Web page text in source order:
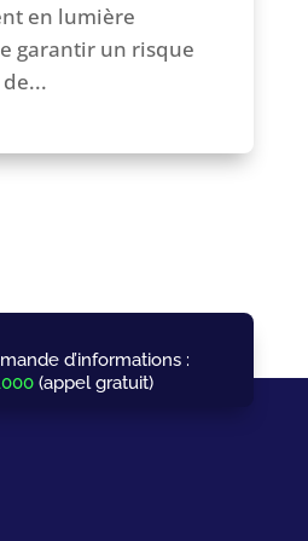
en lumière
garantir un risque
d’informations :
(appel gratuit)